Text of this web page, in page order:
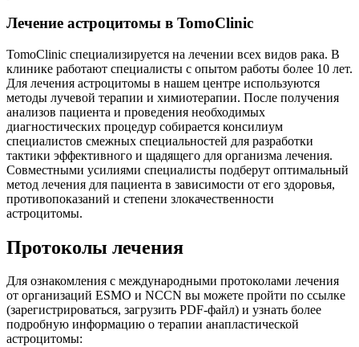
Лечение астроцитомы в TomoClinic
TomoClinic специализируется на лечении всех видов рака. В
клинике работают специалисты с опытом работы более 10 лет.
Для лечения астроцитомы в нашем центре используются
методы лучевой терапии и химиотерапии. После получения
анализов пациента и проведения необходимых
диагностических процедур собирается консилиум
специалистов смежных специальностей для разработки
тактики эффективного и щадящего для организма лечения.
Совместными усилиями специалисты подберут оптимальный
метод лечения для пациента в зависимости от его здоровья,
противопоказаний и степени злокачественности
астроцитомы.
Протоколы лечения
Для ознакомления с международными протоколами лечения
от организаций ESMO и NCCN вы можете пройти по ссылке
(зарегистрироваться, загрузить PDF-файл) и узнать более
подробную информацию о терапии анапластической
астроцитомы: